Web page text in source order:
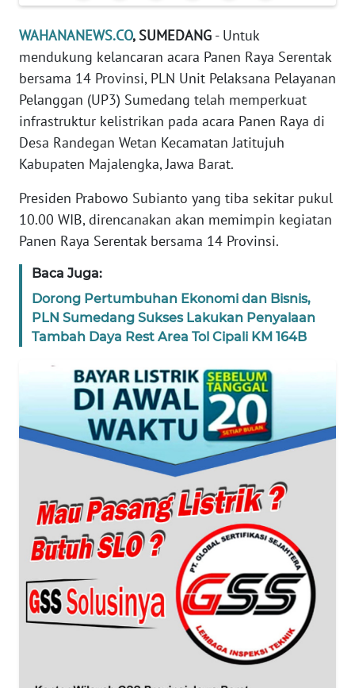
WAHANANEWS.CO, SUMEDANG - Untuk
mendukung kelancaran acara Panen Raya Serentak
bersama 14 Provinsi, PLN Unit Pelaksana Pelayanan
Pelanggan (UP3) Sumedang telah memperkuat
infrastruktur kelistrikan pada acara Panen Raya di
Desa Randegan Wetan Kecamatan Jatitujuh
Kabupaten Majalengka, Jawa Barat.
Presiden Prabowo Subianto yang tiba sekitar pukul
10.00 WIB, direncanakan akan memimpin kegiatan
Panen Raya Serentak bersama 14 Provinsi.
Baca Juga:
Dorong Pertumbuhan Ekonomi dan Bisnis,
PLN Sumedang Sukses Lakukan Penyalaan
Tambah Daya Rest Area Tol Cipali KM 164B
DISCLAIMER
News
Regional
WN
SUMUT
JAKARTA
WN
WN
BANTEN
KEPRI
WN
PAPUA
BARAT
WN
RIAU